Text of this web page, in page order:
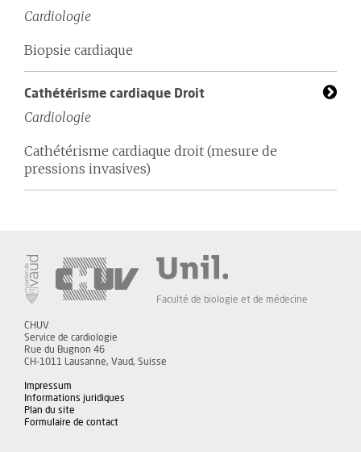
Cardiologie
Biopsie cardiaque
Cathétérisme cardiaque Droit
Cardiologie
Cathétérisme cardiaque droit (mesure de
pressions invasives)
Faculté de biologie et de médecine
CHUV
Service de cardiologie
Rue du Bugnon 46
CH-1011 Lausanne, Vaud, Suisse
Impressum
Informations juridiques
Plan du site
Formulaire de contact